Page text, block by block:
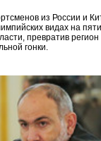
из России и
видах на
превратив
гонки.